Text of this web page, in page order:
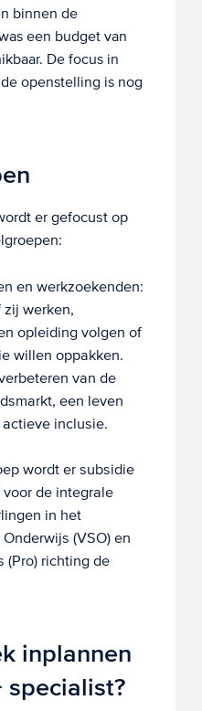
binnen de
een budget van
De focus in
openstelling is nog
er gefocust op
en werkzoekenden:
werken,
opleiding volgen of
willen oppakken.
van de
een leven
inclusie.
wordt er subsidie
de integrale
in het
(VSO) en
(Pro) richting de
inplannen
specialist?